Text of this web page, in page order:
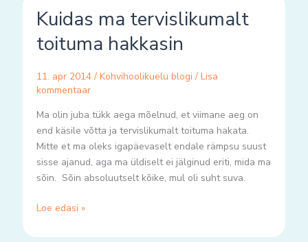
Kuidas ma tervislikumalt
toituma hakkasin
11. apr 2014 / Kohvihoolikuelu blogi / Lisa
kommentaar
Ma olin juba tükk aega mõelnud, et viimane aeg on
end käsile võtta ja tervislikumalt toituma hakata.
Mitte et ma oleks igapäevaselt endale rämpsu suust
sisse ajanud, aga ma üldiselt ei jälginud eriti, mida ma
sõin. Sõin absoluutselt kõike, mul oli suht suva.
ma
toituma
Loe edasi »